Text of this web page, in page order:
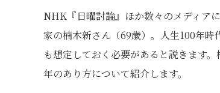
NHK『日曜討論』ほか数々のメディア
家の楠木新さん（69歳）。人生100年時
も想定しておく必要があると説きます
年のあり方について紹介します。